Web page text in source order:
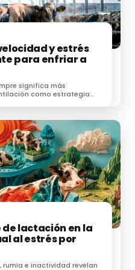
A LA
por calor en la
con la reducción del
con ladisminución
proteínade la misma,
el período cálido, con
vacas que se secan en
esperar una bajada de
en el contenido
bajada de 0,30-0,35
y estrés
para enfriar a
significa más
como estrategia
lactación en la
al estrés por
e inactividad revelan